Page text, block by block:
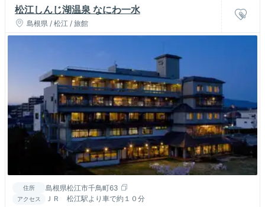
松江しんじ湖温泉 なにわ一水
島根県 / 松江 / 旅館
住所 島根県松江市千鳥町63
アクセス ＪＲ 松江駅より車で約１０分